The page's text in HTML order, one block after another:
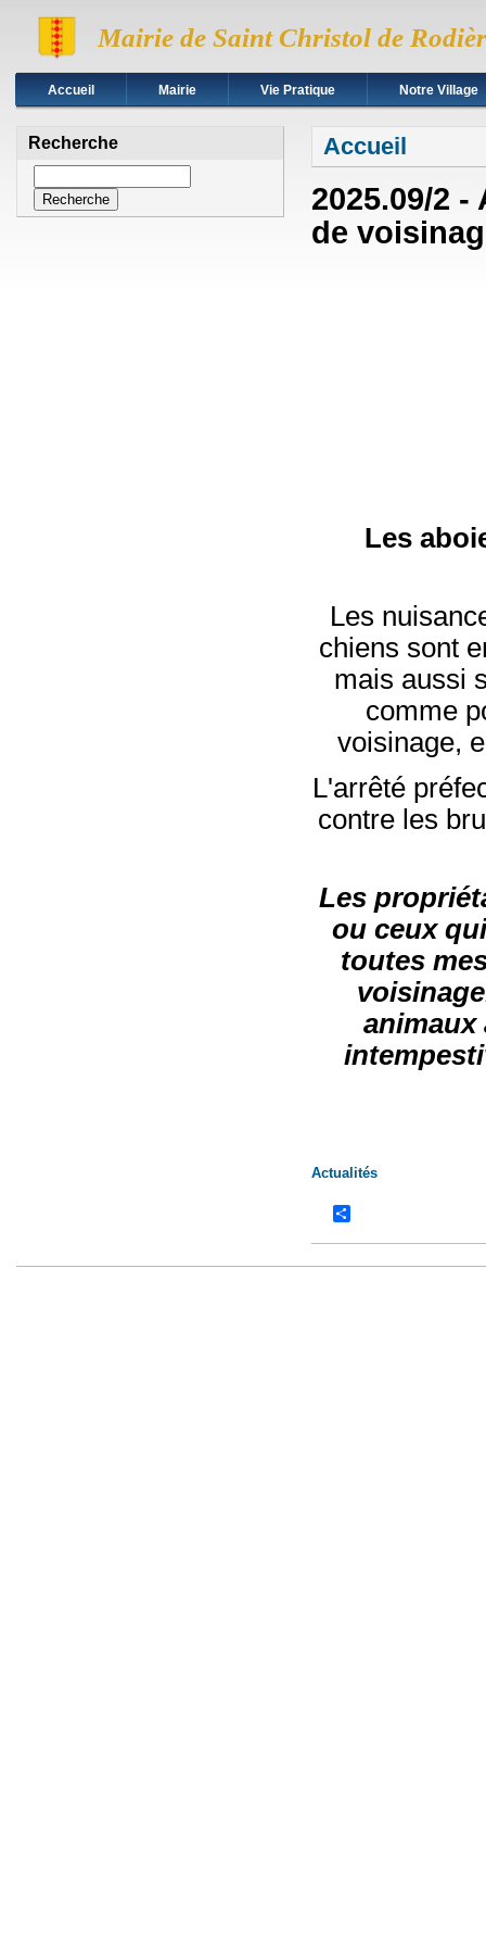
Mairie de Saint Christol de
Accueil Mairie Vie Pratique Notre Village
Recherche Vous êtes ici
Accueil
2025.09/2 -
de
Les
Les
chiens sont
mais aussi
comme
voisinage,
L'arrêté
contre les
Les
ou ceux
toutes
animaux
Actualités